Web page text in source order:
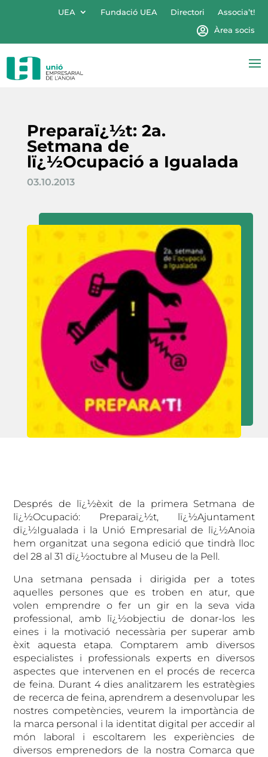
UEA Fundació UEA Directori
Associa’t!
Àrea socis
Preparaï¿½t: 2a.
Setmana de
lï¿½Ocupació a Igualada
03.10.2013
Després de lï¿½èxit de la primera Setmana de
lï¿½Ocupació: Preparaï¿½t, lï¿½Ajuntament
dï¿½Igualada i la Unió Empresarial de lï¿½Anoia
hem organitzat una segona edició que tindrà lloc
del 28 al 31 dï¿½octubre al Museu de la Pell.
Una setmana pensada i dirigida per a totes
aquelles persones que es troben en atur, que
volen emprendre o fer un gir en la seva vida
professional, amb lï¿½objectiu de donar-los les
eines i la motivació necessària per superar amb
èxit aquesta etapa. Comptarem amb diversos
especialistes i professionals experts en diversos
aspectes que intervenen en el procés de recerca
de feina. Durant 4 dies analitzarem les estratègies
de recerca de feina, aprendrem a desenvolupar les
nostres competències, veurem la importància de
la marca personal i la identitat digital per accedir al
món laboral i escoltarem les experiències de
diversos emprenedors de la nostra Comarca que